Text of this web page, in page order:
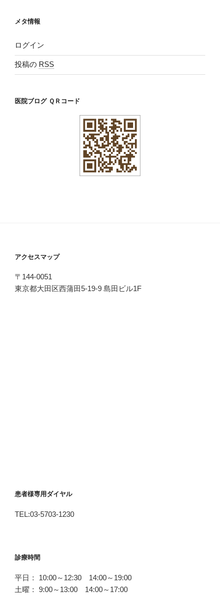
メタ情報
ログイン
投稿の RSS
医院ブログ ＱＲコード
アクセスマップ
〒144-0051
東京都大田区西蒲田5-19-9 島田ビル1F
患者様専用ダイヤル
TEL:03-5703-1230
診療時間
平日： 10:00～12:30 14:00～19:00
土曜： 9:00～13:00 14:00～17:00